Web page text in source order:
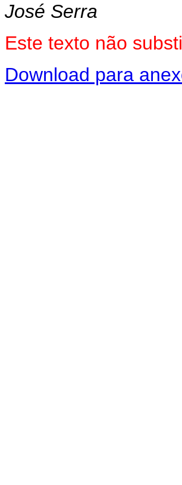
José Serra
Este texto não
Download para